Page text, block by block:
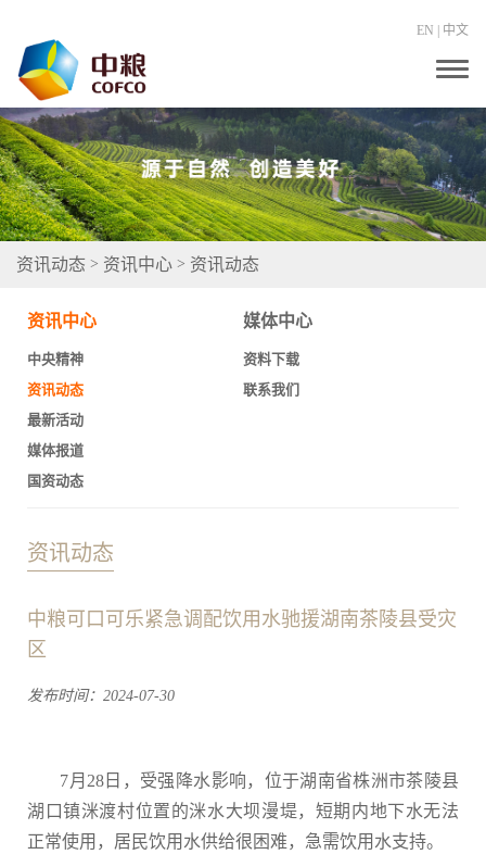
EN 中文
T
g
g
e
n
a
v
i
资讯动态 > 资讯中心 > 资讯动态
资讯中心
中央精神
资讯动态
最新活动
媒体报道
国资动态
媒体中心
资料下载
联系我们
资讯动态
中粮可口可乐紧急调配饮用水驰援湖南茶陵县受灾
区
发布时间：2024-07-30
7月28日，受强降水影响，位于湖南省株洲市茶陵县
湖口镇洣渡村位置的洣水大坝漫堤，短期内地下水无法
正常使用，居民饮用水供给很困难，急需饮用水支持。